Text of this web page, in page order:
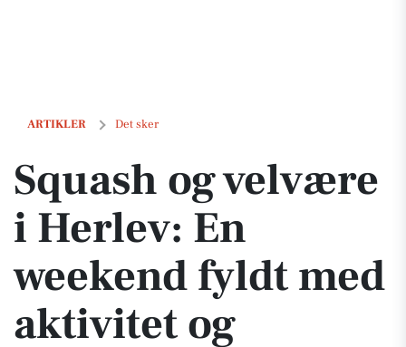
ARTIKLER Det sker
Squash og velvære i Herlev: En weekend fyldt med aktivitet og
Squash og velvære
i Herlev: En
weekend fyldt med
aktivitet og